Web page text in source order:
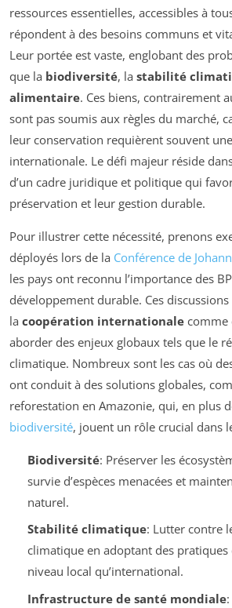
ressources essentielles, accessibles à
répondent à des besoins communs et
Leur portée est vaste, englobant des
que la biodiversité, la stabilité
alimentaire. Ces biens, contrairement
sont pas soumis aux règles du marché,
leur conservation requièrent souvent
internationale. Le défi majeur réside
d’un cadre juridique et politique qui
préservation et leur gestion durable.
Pour illustrer cette nécessité, prenons
déployés lors de la Conférence de
les pays ont reconnu l’importance des
développement durable. Ces
la coopération internationale comme
aborder des enjeux globaux tels que le
climatique. Nombreux sont les cas où
ont conduit à des solutions globales,
reforestation en Amazonie, qui, en plus
biodiversité, jouent un rôle crucial dans
Biodiversité: Préserver les
survie d’espèces menacées et
naturel.
Stabilité climatique: Lutter contre
climatique en adoptant des pratiques
niveau local qu’international.
Infrastructure de santé mondiale: